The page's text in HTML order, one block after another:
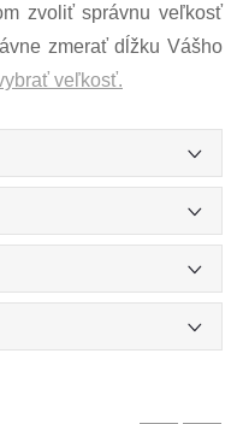
zvoliť správnu veľkosť
zmerať dĺžku Vášho
veľkosť.